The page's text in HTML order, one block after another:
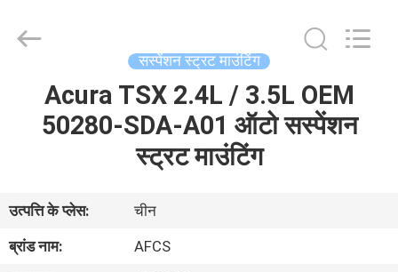
वीडियो
PARTS
सस्पेंशन स्ट्रट माउंटिंग
Acura TSX 2.4L / 3.5L OEM
50280-SDA-A01 ऑटो सस्पेंशन
स्ट्रट माउंटिंग
उत्पत्ति के प्लेस:
चीन
ब्रांड नाम:
AFCS